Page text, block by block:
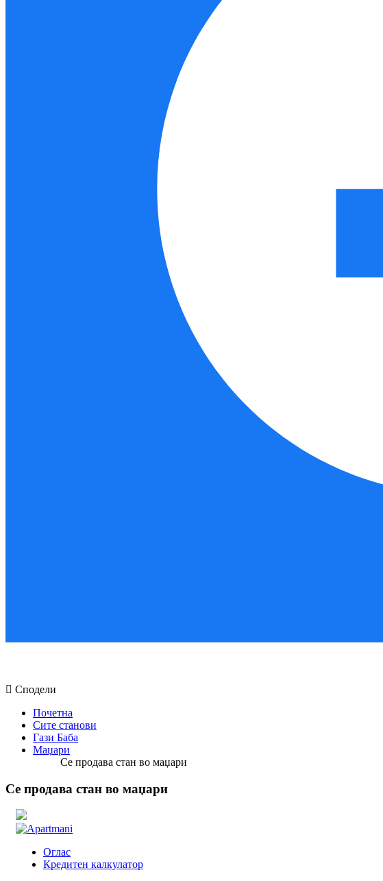
Сподели
Почетна
Сите станови
Гази Баба
Маџари
Се продава стан во маџари
Се продава стан во маџари
Оглас
Кредитен калкулатор